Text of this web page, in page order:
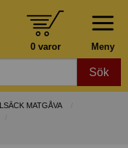
Meny
0 varor
Sök
MATGÅVA